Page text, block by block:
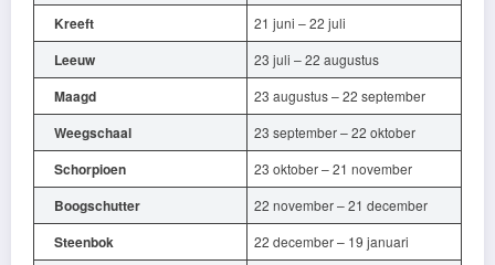
Kreeft 21 juni – 22 juli
Leeuw 23 juli – 22 augustus
Maagd 23 augustus – 22 september
Weegschaal 23 september – 22 oktober
Schorpioen 23 oktober – 21 november
Boogschutter 22 november – 21 december
Steenbok 22 december – 19 januari